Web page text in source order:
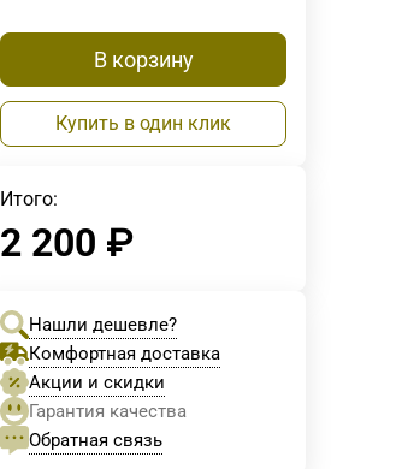
В корзину
Купить в один клик
Итого:
2 200 ₽
Нашли дешевле?
Комфортная доставка
Акции и скидки
Гарантия качества
Обратная связь